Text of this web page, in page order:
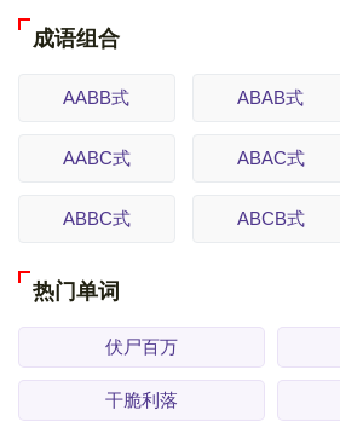
成语组合
AABB式 ABAB式
AABC式 ABAC式
ABBC式 ABCB式
热门单词
伏尸百万
干脆利落